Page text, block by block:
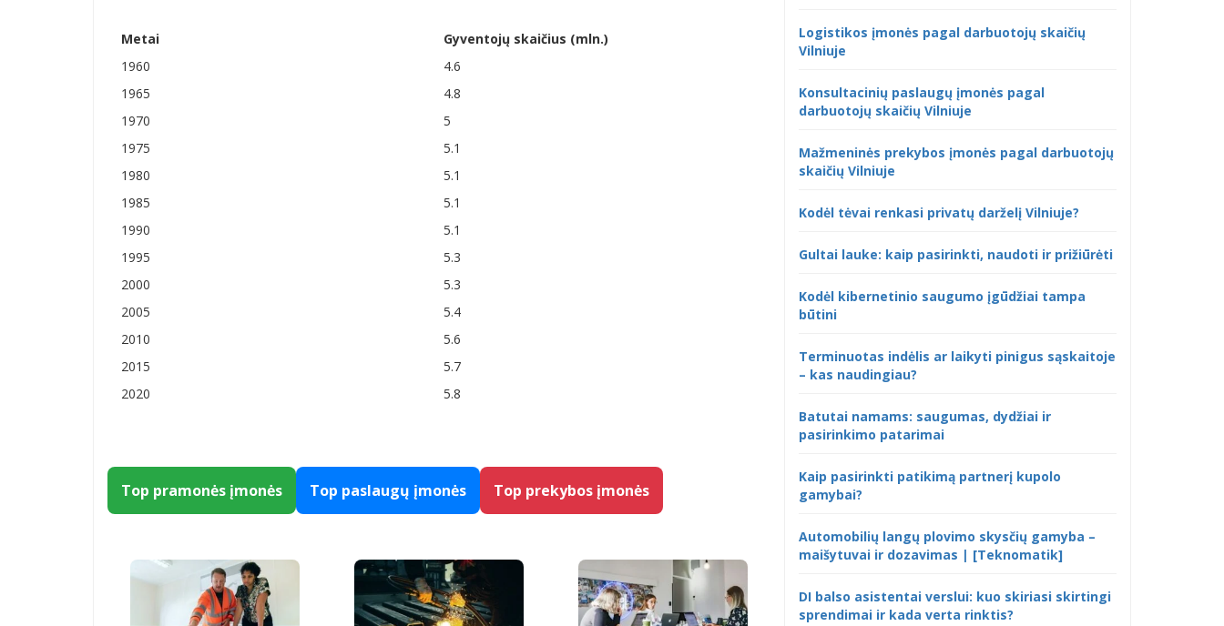
Metai
Gyventojų skaičius (mln.)
1960
4.6
1965
4.8
1970
5
1975
5.1
1980
5.1
1985
5.1
1990
5.1
1995
5.3
2000
5.3
2005
5.4
2010
5.6
2015
5.7
2020
5.8
Top pramonės įmonės Top paslaugų įmonės Top prekybos įmonės
Logistikos įmonės pagal darbuotojų skaičių
Vilniuje
Konsultacinių paslaugų įmonės pagal
darbuotojų skaičių Vilniuje
Mažmeninės prekybos įmonės pagal darbuotojų
skaičių Vilniuje
Kodėl tėvai renkasi privatų darželį Vilniuje?
Gultai lauke: kaip pasirinkti, naudoti ir prižiūrėti
Kodėl kibernetinio saugumo įgūdžiai tampa
būtini
Terminuotas indėlis ar laikyti pinigus sąskaitoje
– kas naudingiau?
Batutai namams: saugumas, dydžiai ir
pasirinkimo patarimai
Kaip pasirinkti patikimą partnerį kupolo
gamybai?
Automobilių langų plovimo skysčių gamyba –
maišytuvai ir dozavimas | [Teknomatik]
DI balso asistentai verslui: kuo skiriasi skirtingi
sprendimai ir kada verta rinktis?